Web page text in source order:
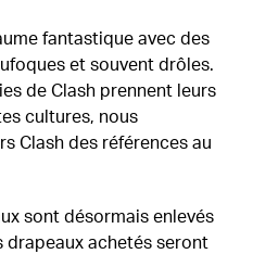
fantastique avec des
et souvent drôles.
de Clash prennent leurs
cultures, nous
Clash des références au
sont désormais enlevés
drapeaux achetés seront